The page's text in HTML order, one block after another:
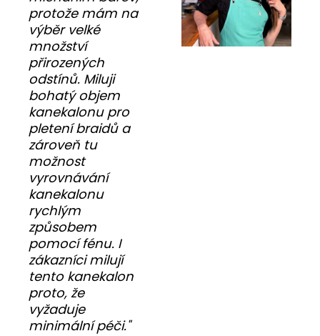
protože mám na
výběr velké
množství
přirozených
odstínů. Miluji
bohatý objem
kanekalonu pro
pletení braidů a
zároveň tu
možnost
vyrovnávání
kanekalonu
rychlým
způsobem
pomocí fénu. I
zákazníci milují
tento kanekalon
proto, že
vyžaduje
minimální péči."